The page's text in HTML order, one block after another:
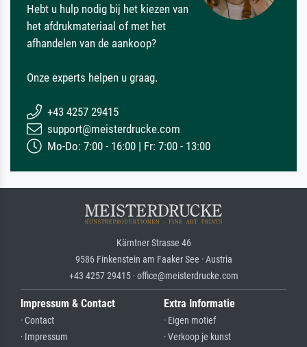
Hebt u hulp nodig bij het kiezen van
het afdrukmateriaal of met het
afhandelen van de aankoop?
Onze experts helpen u graag.
+43 4257 29415
support@meisterdrucke.com
Mo-Do: 7:00 - 16:00 | Fr: 7:00 - 13:00
Kärntner Strasse 46
9586 Finkenstein am Faaker See · Austria
+43 4257 29415 · office@meisterdrucke.com
Impressum & Contact
· Contact
· Impressum
Extra Informatie
· Eigen motief
· Verkoop je kunst